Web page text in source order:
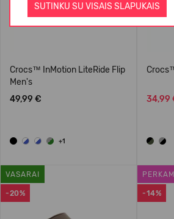
SUTINKU SU VISAIS SLAPUKAIS
Crocs™ InMotion LiteRide Flip
Men's
49,99 €
+1
34,99
-20%
VASARAI
-14%